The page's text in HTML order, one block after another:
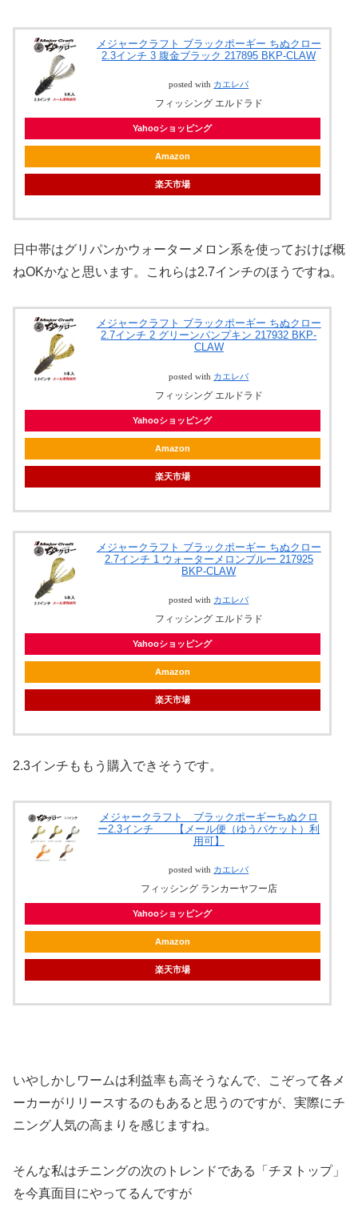
メジャークラフト ブラックポーギー ちぬクロー
2.3インチ 3 腹金ブラック 217895 BKP-CLAW
posted with カエレバ
フィッシング エルドラド
Yahooショッピング
Amazon
楽天市場
日中帯はグリパンかウォーターメロン系を使っておけば概
ねOKかなと思います。これらは2.7インチのほうですね。
メジャークラフト ブラックポーギー ちぬクロー
2.7インチ 2 グリーンパンプキン 217932 BKP-
CLAW
posted with カエレバ
フィッシング エルドラド
Yahooショッピング
Amazon
楽天市場
メジャークラフト ブラックポーギー ちぬクロー
2.7インチ 1 ウォーターメロンブルー 217925
BKP-CLAW
posted with カエレバ
フィッシング エルドラド
Yahooショッピング
Amazon
楽天市場
2.3インチももう購入できそうです。
メジャークラフト ブラックポーギーちぬクロ
ー2.3インチ 【メール便（ゆうパケット）利
用可】
posted with カエレバ
フィッシング ランカーヤフー店
Yahooショッピング
Amazon
楽天市場
いやしかしワームは利益率も高そうなんで、こぞって各メ
ーカーがリリースするのもあると思うのですが、実際にチ
ニング人気の高まりを感じますね。
そんな私はチニングの次のトレンドである「チヌトップ」
を今真面目にやってるんですが